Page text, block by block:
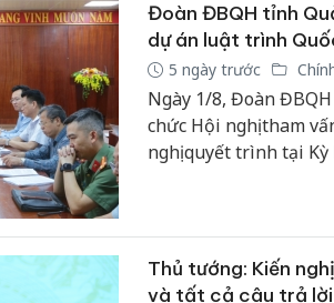
Đoàn ĐBQH tỉnh
dự án luật trình
5 ngày trước
Ngày 1/8, Đoàn
chức Hội nghị tham
nghị quyết trình tại
Thủ tướng: Kiến
và tất cả câu trả